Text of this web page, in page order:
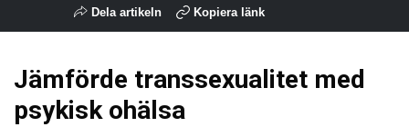
Dela artikeln Kopiera länk
Jämförde transsexualitet med
psykisk ohälsa